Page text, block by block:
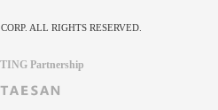
ALL RIGHTS RESERVED.
Partnership